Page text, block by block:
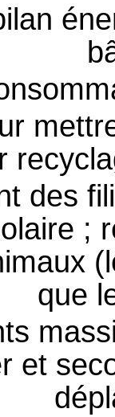
des
;
que
et